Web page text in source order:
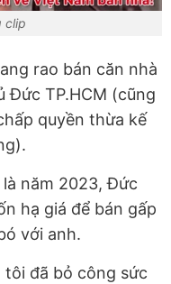
clip
rao bán căn nhà
Đức TP.HCM (cũng
quyền thừa kế
năm 2023, Đức
hạ giá để bán gấp
với anh.
đã bỏ công sức